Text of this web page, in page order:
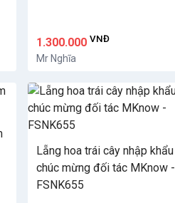
1.300.000 VNĐ
Mr Nghĩa
Lẵng hoa trái cây nhập khẩu
chúc mừng đối tác MKnow -
FSNK655